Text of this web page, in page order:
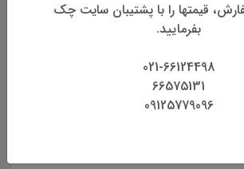
دیدگاه‌ها
قیمتها را با پشتیبان سایت چک
بفرمایید.
021-66124498
66575131
09125779096